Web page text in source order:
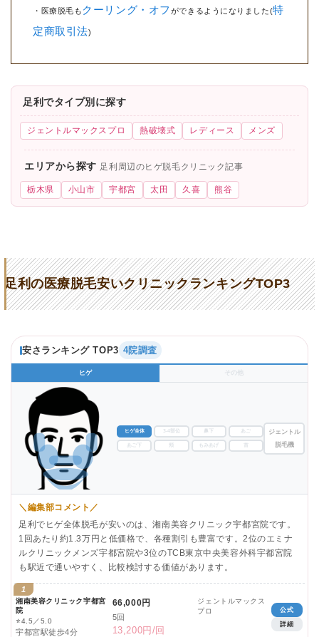
・医療脱毛も クーリング・オフ ができるようになりました(特
定商取引法)
足利でタイプ別に探す
ジェントルマックスプロ 熱破壊式 レディース メンズ
エリアから探す 足利周辺のヒゲ脱毛クリニック記事
栃木県 小山市 宇都宮 太田 久喜 熊谷
足利の医療脱毛安いクリニックランキングTOP3
安さランキング TOP3 4院調査
ヒゲ その他
ヒゲ全体 3-4部位 鼻下 あご
あご下 もみあげ
ジェントル
脱毛機
＼編集部コメント／
足利でヒゲ全体脱毛が安いのは、湘南美容クリニック宇都宮院です。
1回あたり約1.3万円と低価格で、各種割引も豊富です。2位のエミナ
ルクリニックメンズ宇都宮院や3位のTCB東京中央美容外科宇都宮院
も駅近で通いやすく、比較検討する価値があります。
1
湘南美容クリニック宇都宮
院
⭐4.5／5.0
宇都宮駅徒歩4分
66,000円
5回
13,200円/回
ジェントルマックス
プロ
公式
詳細